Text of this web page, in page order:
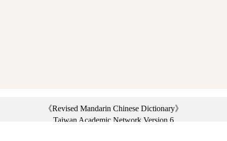
《Revised Mandarin Chinese Dictionary》
Taiwan Academic Network Version 6